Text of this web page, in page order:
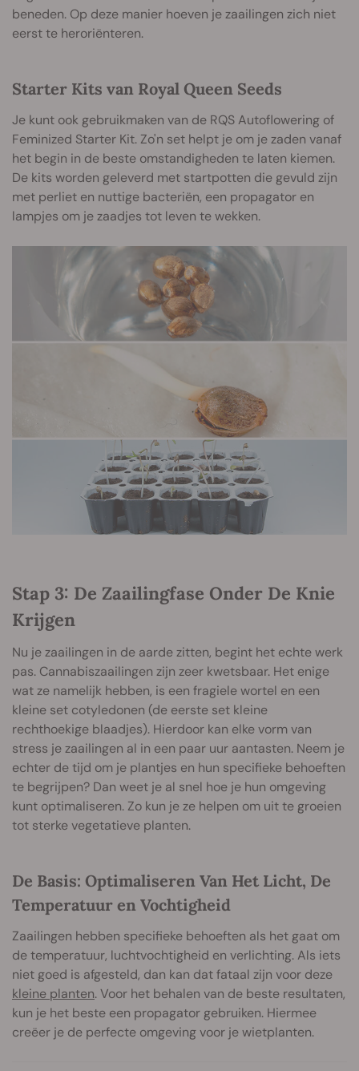
beneden. Op deze manier hoeven je zaailingen zich niet
eerst te heroriënteren.
Starter Kits van Royal Queen Seeds
Je kunt ook gebruikmaken van de RQS Autoflowering of
Feminized Starter Kit. Zo'n set helpt je om je zaden vanaf
het begin in de beste omstandigheden te laten kiemen.
De kits worden geleverd met startpotten die gevuld zijn
met perliet en nuttige bacteriën, een propagator en
lampjes om je zaadjes tot leven te wekken.
Stap 3: De Zaailingfase Onder De Knie
Krijgen
Nu je zaailingen in de aarde zitten, begint het echte werk
pas. Cannabiszaailingen zijn zeer kwetsbaar. Het enige
wat ze namelijk hebben, is een fragiele wortel en een
kleine set cotyledonen (de eerste set kleine
rechthoekige blaadjes). Hierdoor kan elke vorm van
stress je zaailingen al in een paar uur aantasten. Neem je
echter de tijd om je plantjes en hun specifieke behoeften
te begrijpen? Dan weet je al snel hoe je hun omgeving
kunt optimaliseren. Zo kun je ze helpen om uit te groeien
tot sterke vegetatieve planten.
De Basis: Optimaliseren Van Het Licht, De
Temperatuur en Vochtigheid
Zaailingen hebben specifieke behoeften als het gaat om
de temperatuur, luchtvochtigheid en verlichting. Als iets
niet goed is afgesteld, dan kan dat fataal zijn voor deze
kleine planten. Voor het behalen van de beste resultaten,
kun je het beste een propagator gebruiken. Hiermee
creëer je de perfecte omgeving voor je wietplanten.